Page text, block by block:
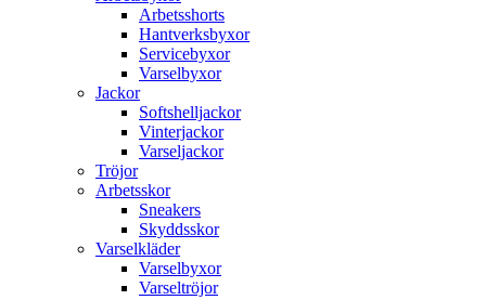
Arbetsshorts
Hantverksbyxor
Servicebyxor
Varselbyxor
Jackor
Softshelljackor
Vinterjackor
Varseljackor
Tröjor
Arbetsskor
Sneakers
Skyddsskor
Varselkläder
Varselbyxor
Varseltröjor